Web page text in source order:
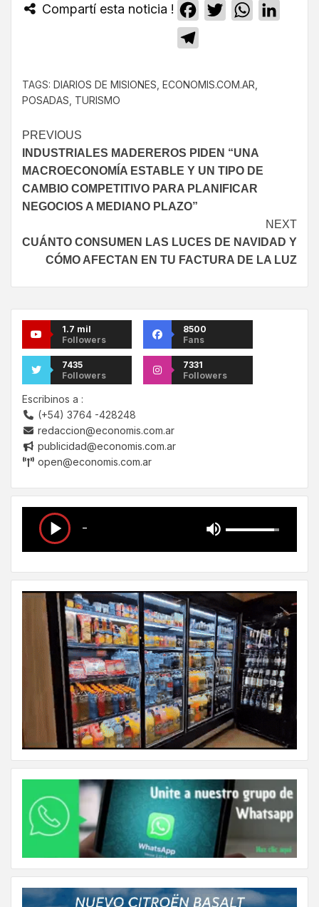
Compartí esta noticia ! Facebook
TwitterWhatsApp
TAGS: DIARIOS DE MISIONES ECONOMIS.COM.AR
POSADAS TURISMO
PREVIOUS
INDUSTRIALES MADEREROS PIDEN “UNA
MACROECONOMÍA ESTABLE Y UN TIPO DE
CAMBIO COMPETITIVO PARA PLANIFICAR
NEGOCIOS A MEDIANO PLAZO”
NEXT
CUÁNTO CONSUMEN LAS LUCES DE NAVIDAD Y
CÓMO AFECTAN EN TU FACTURA DE LA LUZ
1.7 mil
Followers
8500
Fans
7435
Followers
7331
Followers
Escribinos a :
(+54) 3764 -428248
redaccion@economis.com.ar
publicidad@economis.com.ar
open@economis.com.ar